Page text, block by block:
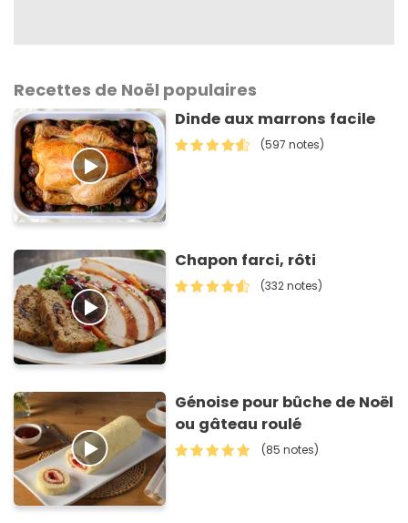
Recettes de Noël populaires
Dinde aux marrons facile
(597 notes)
Chapon farci, rôti
(332 notes)
Génoise pour bûche de Noël
ou gâteau roulé
(85 notes)